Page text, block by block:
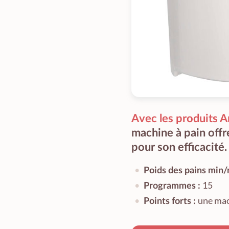
Avec les produits
machine à pain
pour son efficacité.
Poids des pains min/
Programmes : 15
Points forts : une